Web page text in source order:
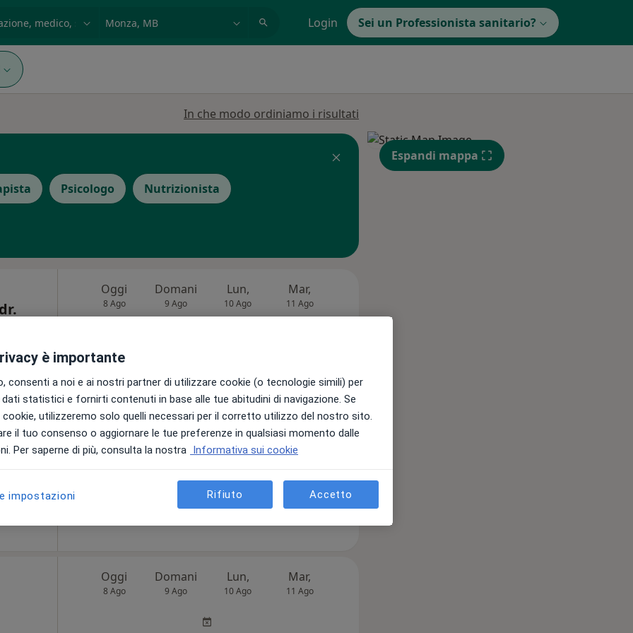
Login Sei un Professionista sanitario?
In che modo ordiniamo i risultati
Psicologo Nutrizionista
120 €
Oggi
8 Ago
Domani
9 Ago
Lun,
10 Ago
Mar,
11 Ago
Non ci sono agende disponibili!
Mostra profilo
Oggi
8 Ago
Domani
9 Ago
Lun,
10 Ago
Mar,
11 Ago
Espandi mappa
è importante
consenti a noi e ai nostri partner di utilizzare cookie (o tecnologie simili) per
statistici e fornirti contenuti in base alle tue abitudini di navigazione. Se
utilizzeremo solo quelli necessari per il corretto utilizzo del nostro sito.
il tuo consenso o aggiornare le tue preferenze in qualsiasi momento dalle
Per saperne di più, consulta la nostra Informativa sui cookie
impostazioni Rifiuto Accetto